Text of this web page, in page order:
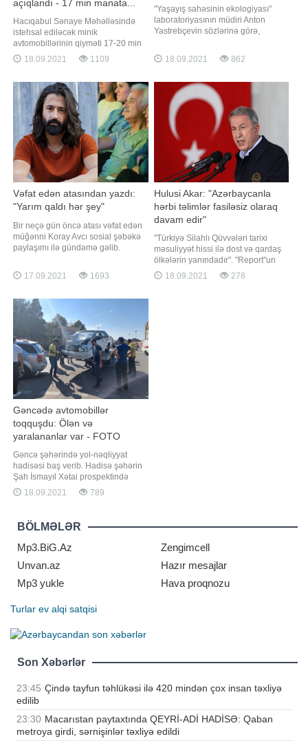
açıqlandı - 17 min manata...
Hacıqabul Sənaye Məhəlləsində
istehsal ediləcək minik
avtomobillərinin qiyməti 17-20 min
manat təşkil edəcək. Bu barədə
"Azərbaycan Avtomobil İstehsalçıları
rəhbəri Emin Axundov deyib. "Minik
avtomobillərinin növbəti aydan
satışa çıxarılması planlaşdırılır
18.09.2021 1109
"Yaşayış sahəsinin ekologiyası"
laboratoriyasının müdiri Anton
Yastrebçevin sözlərinə görə,
yatmaq olmaz. -a istinadən xəbər
verir ki, ekspert səbəb kimi
bəzən artdığını bildirib. "Nəzərə
almaq lazımdır ki, telefonları
18.09.2021 862
Vəfat edən atasından yazdı:
"Yarım qaldı hər şey"
Bir neçə gün öncə atası vəfat edən
müğənni Koray Avcı sosial şəbəkə
paylaşımı ilə gündəmə gəlib.
atasının fotosunu paylaşan sənətçi
hisslərini belə ifadə edib:. "Mənə
olmamışam. Heç oturub içki də
içmədik səninlə. Aşiq olduğumu d
17.09.2021 1693
Hulusi Akar: "Azərbaycanla
hərbi təlimlər fasiləsiz olaraq
davam edir"
"Türkiyə Silahlı Qüvvələri tarixi
məsuliyyət hissi ilə dost və qardaş
ölkələrin yanındadır". "Report"un
xəbərinə görə, bunu Türkiyənin milli
müdafiə naziri Hulusi Akar deyib.
18.09.2021 278
Gəncədə avtomobillər
toqquşdu: Ölən və
yaralananlar var - FOTO
Gəncə şəhərində yol-nəqliyyat
hadisəsi baş verib. Hadisə şəhərin
Şah İsmayıl Xətai prospektində
qeydə alınıb. Belə ki, hərəkətdə
olan VAZ-21 015 markalı minik
toqquşub. Daha sonra
avtomobillərdən biri yoldan keçən
iki piyadanı vurub. Onlardan biri
ölüb, digəri is
18.09.2021 789
BÖLMƏLƏR
Mp3.BiG.Az
Zengimcell
Unvan.az
Hazır mesajlar
Mp3 yukle
Hava proqnozu
Turlar ev alqi satqisi
Son Xəbərlər
23:45 Çində tayfun təhlükəsi ilə 420 mindən çox insan təxliyə
edilib
23:30 Macarıstan paytaxtında QEYRİ-ADİ HADİSƏ: Qaban
metroya girdi, sərnişinlər təxliyə edildi